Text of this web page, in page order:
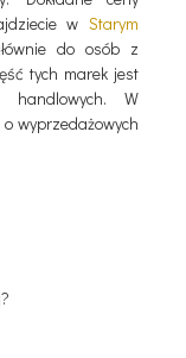
w Starym
do osób z
tych marek jest
W
wyprzedażowych